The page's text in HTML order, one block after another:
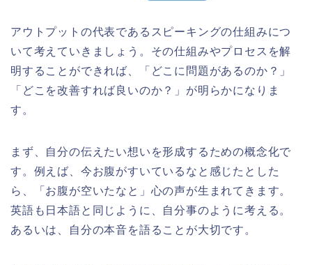
アウトプットの代表であるスピーキングの仕組みにつ
いて考えていきましょう。その仕組みやプロセスを解
明することができれば、「どこに問題があるのか？」
「どこを改善すれば良いのか？」が明らかになりま
す。
まず、自分の伝えたい想いを形成するための概念化で
す。例えば、今お腹がすいているなと感じたとした
ら、「お腹が空いたなと」心の声が生まれてきます。
英語も日本語と同じように、自分事のように考える。
あるいは、自分の本音を語ることが大切です。